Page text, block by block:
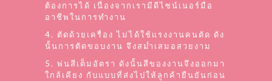
ต้องการได้ เนื่องจากเรามีดีไซน์เนอร์มือ
อาชีพในการทำงาน
4. ตัดด้วยเครื่อง ไม่ได้ใช้แรงงานคนตัด ดัง
นั้นการตัดขอบงาน จึงสม่ำเสมอสวยงาม
5. พ่นสีเต็มอัตรา ดังนั้นสีของงานจึงออกมา
ใกล้เคียง กับแบบที่ส่งไปให้ลูกค้ายืนยันก่อน